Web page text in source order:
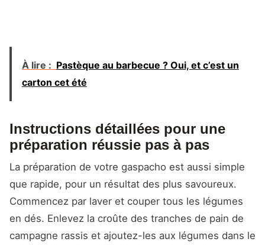
À lire : Pastèque au barbecue ? Oui, et c’est un
carton cet été
Instructions détaillées pour une
préparation réussie pas à pas
La préparation de votre gaspacho est aussi simple
que rapide, pour un résultat des plus savoureux.
Commencez par laver et couper tous les légumes
en dés. Enlevez la croûte des tranches de pain de
campagne rassis et ajoutez-les aux légumes dans le